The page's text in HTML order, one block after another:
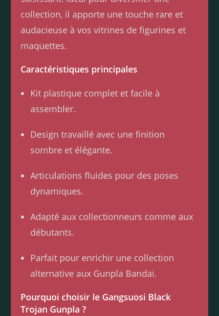
collection, il apporte une touche rare et
audacieuse à vos vitrines de figurines et
maquettes.
Caractéristiques principales
Kit plastique complet et facile à
assembler.
Design travaillé avec une finition
sombre et élégante.
Articulations fluides pour des poses
dynamiques.
Adapté aux collectionneurs comme aux
débutants.
Parfait pour enrichir une collection
alternative aux Gunpla Bandai.
Pourquoi choisir le Gangsuosi Black
Trojan Gunpla ?